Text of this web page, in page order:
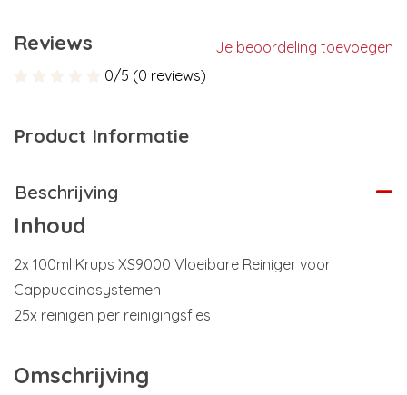
Reviews
Je beoordeling toevoegen
0/5 (0 reviews)
Product Informatie
Beschrijving
Inhoud
2x 100ml Krups XS9000 Vloeibare Reiniger voor
Cappuccinosystemen
25x reinigen per reinigingsfles
Omschrijving